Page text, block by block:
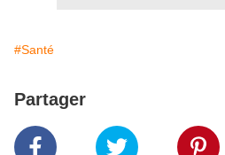
#Santé
Partager